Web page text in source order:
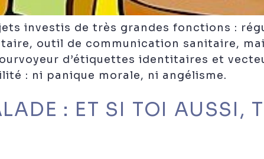
investis de très grandes fonctions :
outil de communication sanitaire,
d’étiquettes identitaires et
: ni panique morale, ni angélisme.
: ET SI TOI AUSSI,